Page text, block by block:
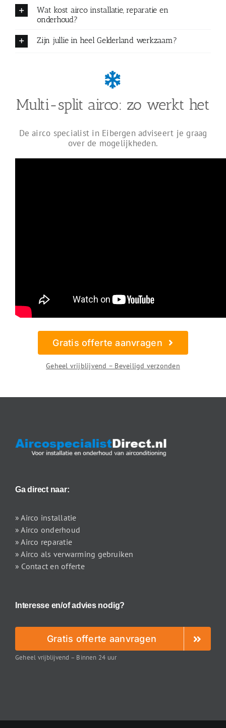
Wat kost airco installatie, reparatie en
onderhoud?
Zijn jullie in heel Gelderland werkzaam?
Multi-split airco: zo werkt het
De airco specialist in Eibergen adviseert je graag
over de mogelijkheden.
Gratis offerte aanvragen
Geheel vrijblijvend – Beveiligd verzonden
Ga direct naar:
» Airco installatie
» Airco onderhoud
» Airco reparatie
» Airco als verwarming gebruiken
» Contact en offerte
Interesse en/of advies nodig?
Gratis offerte aanvragen
Geheel vrijblijvend – Binnen 24 uur